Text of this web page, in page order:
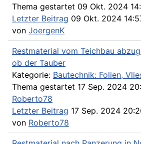
Thema gestartet 09 Okt. 2024
Letzter Beitrag 09 Okt. 2024
von JoergenK
Restmaterial vom Teichbau
ob der Tauber
Kategorie: Bautechnik: Folien,
Thema gestartet 17 Sep. 2024
Roberto78
Letzter Beitrag 17 Sep. 2024
von Roberto78